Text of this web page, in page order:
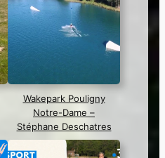
Wakepark Pouligny
Notre-Dame –
Stéphane Deschatres